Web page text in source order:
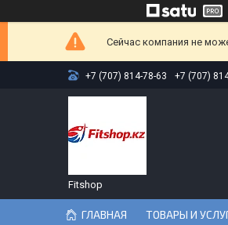
Сейчас компания не
+7 (707) 814-78-63 +7 (707)
Fitshop
ГЛАВНАЯ ТОВАРЫ И